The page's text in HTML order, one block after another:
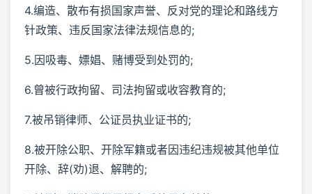
4.编造、散布有损国家声誉、反对党的理论和路线方
针政策、违反国家法律法规信息的;
5.因吸毒、嫖娼、赌博受到处罚的;
6.曾被行政拘留、司法拘留或收容教育的;
7.被吊销律师、公证员执业证书的;
8.被开除公职、开除军籍或者因违纪违规被其他单位
开除、辞(劝)退、解聘的;